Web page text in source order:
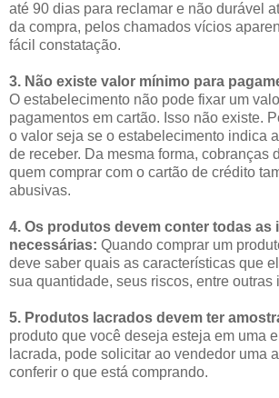
até 90 dias para reclamar e não durável
da compra, pelos chamados vícios
fácil constatação.
3. Não existe valor mínimo para
O estabelecimento não pode fixar um
pagamentos em cartão. Isso não existe.
o valor seja se o estabelecimento indica
de receber. Da mesma forma, cobranças
quem comprar com o cartão de crédito
abusivas.
4. Os produtos devem conter todas as
necessárias: Quando comprar um
deve saber quais as características que
sua quantidade, seus riscos, entre outras
5. Produtos lacrados devem ter
produto que você deseja esteja em uma
lacrada, pode solicitar ao vendedor uma
conferir o que está comprando.